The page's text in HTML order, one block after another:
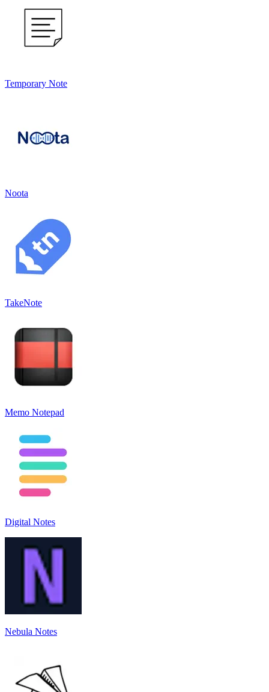
Temporary Note
Noota
TakeNote
Memo Notepad
Digital Notes
Nebula Notes